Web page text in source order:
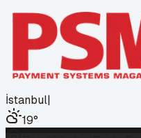
İstanbul|
19°